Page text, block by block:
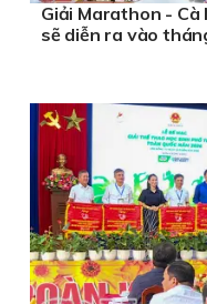
Giải Marathon - Cà
sẽ diễn ra vào